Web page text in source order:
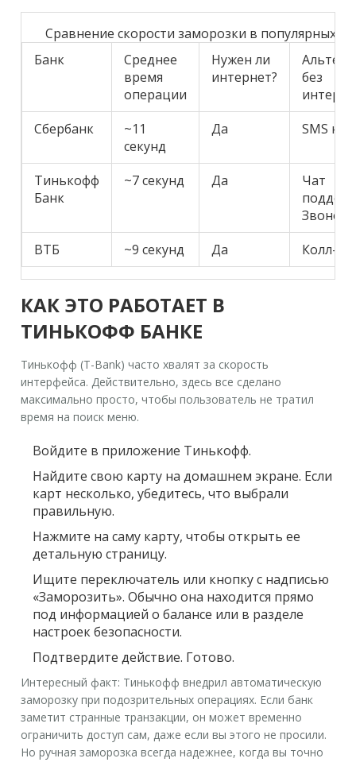
Сравнение скорости заморозки в популярных
Банк
Среднее
время
операции
Нужен ли
интернет?
без
Сбербанк
~11
секунд
Да SMS на
Тинькофф
Банк
~7 секунд Да
Чат
Звонок
ВТБ
~9 секунд Да Колл-
КАК ЭТО РАБОТАЕТ В
ТИНЬКОФФ БАНКЕ
Тинькофф (T-Bank) часто хвалят за скорость
интерфейса. Действительно, здесь все сделано
максимально просто, чтобы пользователь не тратил
время на поиск меню.
Войдите в приложение Тинькофф.
Найдите свою карту на домашнем экране. Если
карт несколько, убедитесь, что выбрали
правильную.
Нажмите на саму карту, чтобы открыть ее
детальную страницу.
Ищите переключатель или кнопку с надписью
«Заморозить». Обычно она находится прямо
под информацией о балансе или в разделе
настроек безопасности.
Подтвердите действие. Готово.
Интересный факт: Тинькофф внедрил автоматическую
заморозку при подозрительных операциях. Если банк
заметит странные транзакции, он может временно
ограничить доступ сам, даже если вы этого не просили.
Но ручная заморозка всегда надежнее, когда вы точно